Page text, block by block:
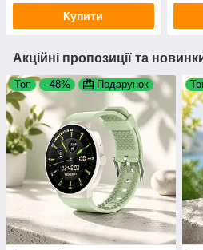
Купити
Акційні пропозиції та
Топ –48% Подарунок